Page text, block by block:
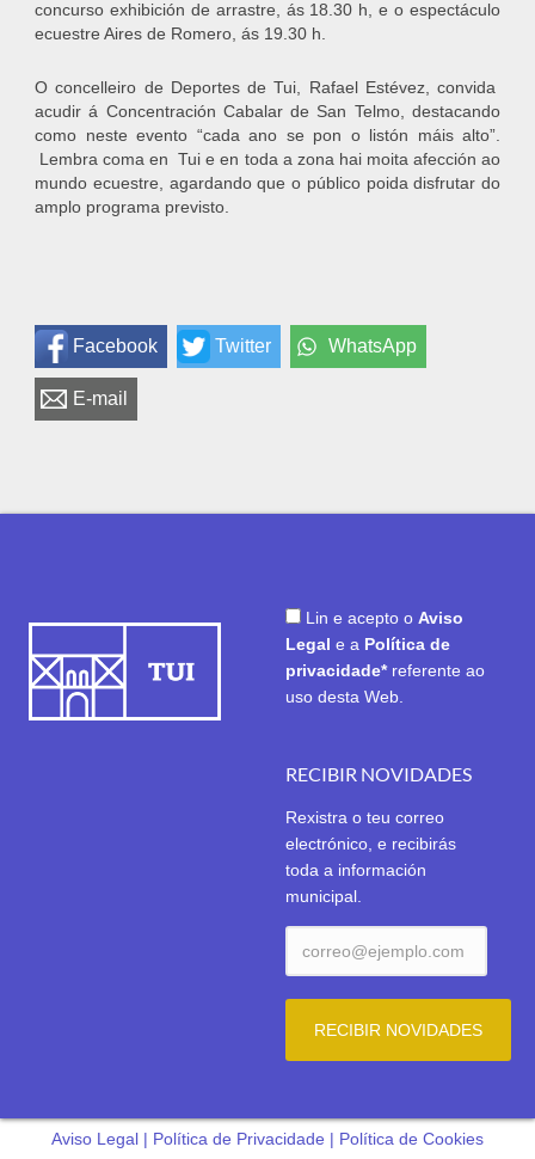
concurso exhibición de arrastre, ás 18.30 h, e o espectáculo
ecuestre Aires de Romero, ás 19.30 h.
O concelleiro de Deportes de Tui, Rafael Estévez, convida
acudir á Concentración Cabalar de San Telmo, destacando
como neste evento “cada ano se pon o listón máis alto”.
Lembra coma en Tui e en toda a zona hai moita afección ao
mundo ecuestre, agardando que o público poida disfrutar do
amplo programa previsto.
Facebook Twitter WhatsApp
E-mail
Lin e acepto o Aviso
Legal e a Política de
privacidade* referente ao
uso desta Web.
RECIBIR NOVIDADES
Rexistra o teu correo
electrónico, e recibirás
toda a información
municipal.
Aviso Legal | Política de Privacidade | Política de Cookies